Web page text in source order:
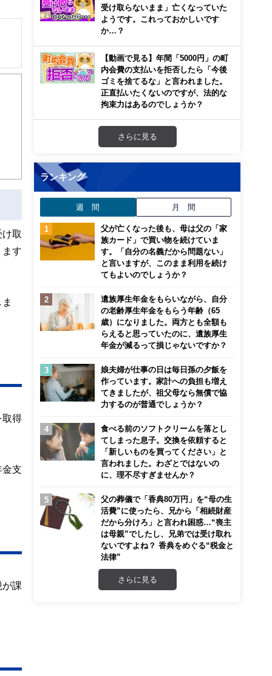
取
ます
取得
金支
が課
受け取らないまま」亡くなっていた
ようです。これっておかしいです
か…？
【動画で見る】年間「5000円」の町
内会費の支払いを拒否したら「今後
ゴミを捨てるな」と言われました。
正直払いたくないのですが、法的な
拘束力はあるのでしょうか？
さらに見る
ランキング
週 間 月 間
父が亡くなった後も、母は父の「家
族カード」で買い物を続けていま
す。「自分の名義だから問題ない」
と言いますが、このまま利用を続け
てもよいのでしょうか？
遺族厚生年金をもらいながら、自分
の老齢厚生年金をもらう年齢（65
歳）になりました。両方とも全額も
らえると思っていたのに、遺族厚生
年金が減るって損じゃないですか？
娘夫婦が仕事の日は毎日孫の夕飯を
作っています。家計への負担も増え
てきましたが、祖父母なら無償で協
力するのが普通でしょうか？
食べる前のソフトクリームを落とし
てしまった息子。交換を依頼すると
「新しいものを買ってください」と
言われました。わざとではないの
に、理不尽すぎませんか？
父の葬儀で「香典80万円」を“母の生
活費”に使ったら、兄から「相続財産
だから分けろ」と言われ困惑…“喪主
は母親”でしたし、兄弟では受け取れ
ないですよね？ 香典をめぐる“税金と
法律”
さらに見る